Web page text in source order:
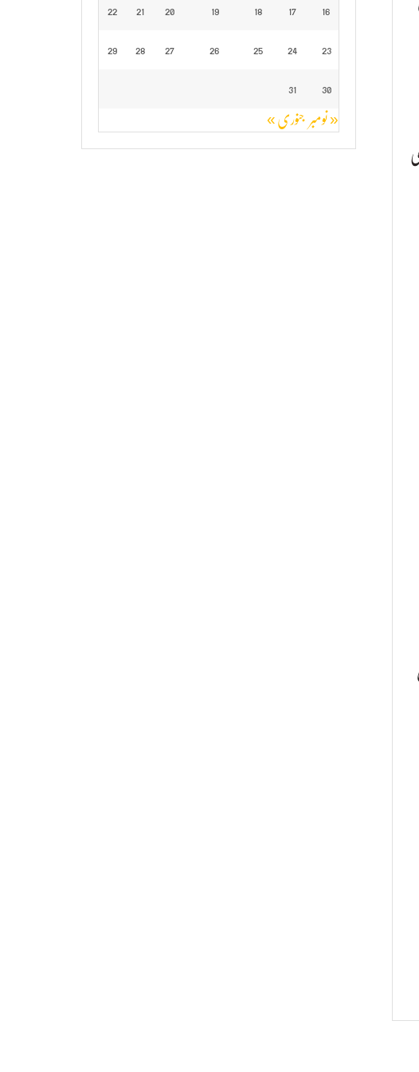
16
17
18
19
20
21
22
23
24
25
26
27
28
29
30
31
« نومبر جنوری »